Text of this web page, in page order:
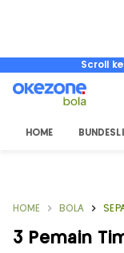
Scroll
HOME
HOME BOLA
3 Pemain